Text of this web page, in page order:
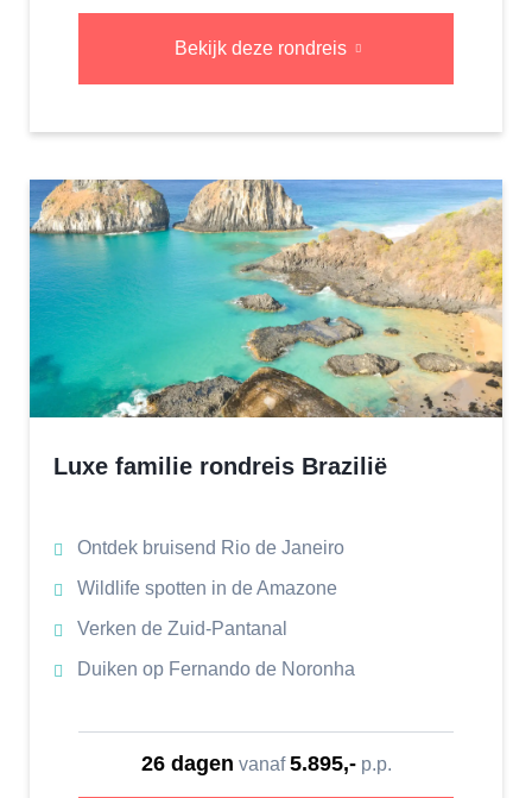
Bekijk deze rondreis
Luxe familie rondreis Brazilië
Ontdek bruisend Rio de Janeiro
Wildlife spotten in de Amazone
Verken de Zuid-Pantanal
Duiken op Fernando de Noronha
26 dagen vanaf5.895,-p.p.